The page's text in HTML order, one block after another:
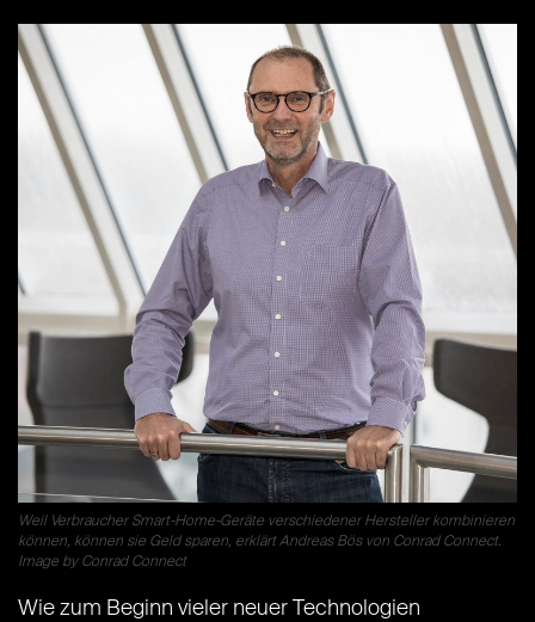
Weil Verbraucher Smart-Home-Geräte verschiedener Hersteller kombinieren
können, können sie Geld sparen, erklärt Andreas Bös von Conrad Connect.
Image by Conrad Connect
Wie zum Beginn vieler neuer Technologien